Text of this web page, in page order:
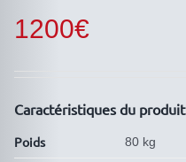
1200€
Caractéristiques du produit
Poids 80 kg